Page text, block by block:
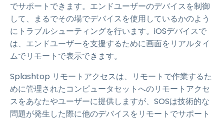
でサポートできます。エンドユーザーのデバイスを制御
して、まるでその場でデバイスを使用しているかのよう
にトラブルシューティングを行います。iOSデバイスで
は、エンドユーザーを支援するために画面をリアルタイ
ムでリモートで表示できます。
Splashtop リモートアクセスは、リモートで作業するた
めに管理されたコンピュータセットへのリモートアクセ
スをあなたやユーザーに提供しますが、SOSは技術的な
問題が発生した際に他のデバイスをリモートでサポート